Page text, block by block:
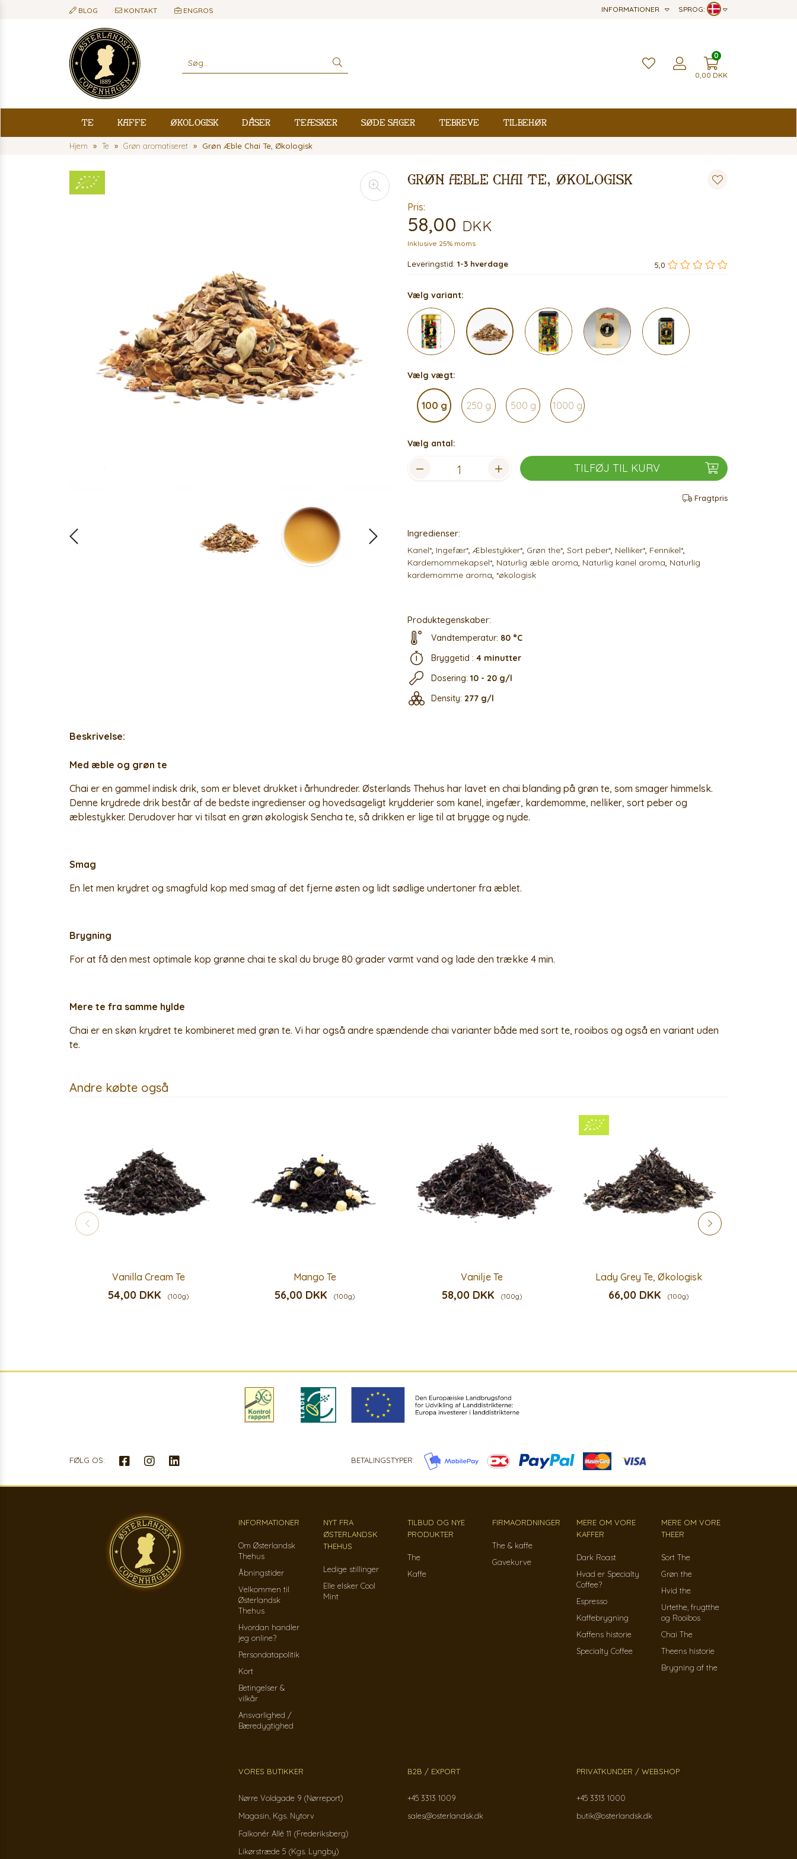
BLOG KONTAKT ENGROS SPROG:
INFORMATIONER
0,00 DKK
0
Te Kaffe Økologisk Dåser Teæsker Søde sager Tebreve Tilbehør
Hjem Te Grøn aromatiseret Grøn Æble Chai Te, Økologisk
Grøn Æble Chai Te, Økologisk
Pris:
58,00 DKK
Inklusive 25% moms
Leveringstid: 1-3 hverdage 5,0
Vælg variant:
Vælg vægt:
100 g 250 g 500 g 1000 g
Vælg antal:
TILFØJ TIL KURV
Fragtpris
Ingredienser:
Kanel*, Ingefær*, Æblestykker*, Grøn the*, Sort peber*, Nelliker*, Fennikel*,
Kardemommekapsel*, Naturlig æble aroma, Naturlig kanel aroma, Naturlig
kardemomme aroma, *økologisk
Produktegenskaber:
Vandtemperatur: 80 °C
Bryggetid : 4 minutter
Dosering: 10 - 20 g/l
Density: 277 g/l
Beskrivelse:
Med æble og grøn te
Chai er en gammel indisk drik, som er blevet drukket i århundreder. Østerlands Thehus har lavet en chai blanding på grøn te, som smager himmelsk.
Denne krydrede drik består af de bedste ingredienser og hovedsageligt krydderier som kanel, ingefær, kardemomme, nelliker, sort peber og
æblestykker. Derudover har vi tilsat en grøn økologisk Sencha te, så drikken er lige til at brygge og nyde.
Smag
En let men krydret og smagfuld kop med smag af det fjerne østen og lidt sødlige undertoner fra æblet.
Brygning
For at få den mest optimale kop grønne chai te skal du bruge 80 grader varmt vand og lade den trække 4 min.
Mere te fra samme hylde
Chai er en skøn krydret te kombineret med grøn te. Vi har også andre spændende chai varianter både med sort te, rooibos og også en variant uden
te.
Andre købte også
Vanilla Cream Te
54,00 DKK (100g)
Mango Te
56,00 DKK (100g)
Vanilje Te
58,00 DKK (100g)
Lady Grey Te, Økologisk
66,00 DKK (100g)
FØLG OS: BETALINGSTYPER:
INFORMATIONER
Om Østerlandsk
Thehus
Åbningstider
Velkommen til
Østerlandsk
Thehus
Hvordan handler
jeg online?
Persondatapolitik
Kort
Betingelser &
vilkår
Ansvarlighed /
Bæredygtighed
NYT FRA
ØSTERLANDSK
THEHUS
Ledige stillinger
Elle elsker Cool
Mint
TILBUD OG NYE
PRODUKTER
The
Kaffe
FIRMAORDNINGER
The & kaffe
Gavekurve
MERE OM VORE
KAFFER
Dark Roast
Hvad er Specialty
Coffee?
Espresso
Kaffebrygning
Kaffens historie
Specialty Coffee
MERE OM VORE
THEER
Sort The
Grøn the
Hvid the
Urtethe, frugtthe
og Rooibos
Chai The
Theens historie
Brygning af the
VORES BUTIKKER
Nørre Voldgade 9 (Nørreport)
Magasin, Kgs. Nytorv
Falkonér Allé 11 (Frederiksberg)
Likørstræde 5 (Kgs. Lyngby)
B2B / EXPORT
+45 3313 1009
sales@osterlandsk.dk
PRIVATKUNDER / WEBSHOP
+45 3313 1000
butik@osterlandsk.dk